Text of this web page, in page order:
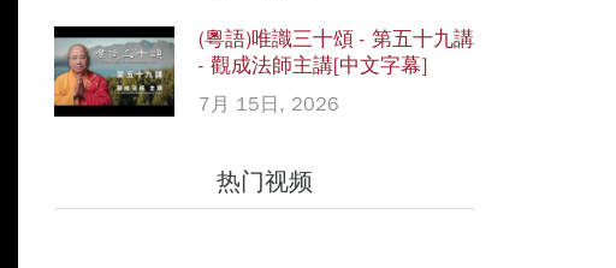
(粵語)唯識三十頌 - 第五十九講
- 觀成法師主講[中文字幕]
7月 15日, 2026
热门视频